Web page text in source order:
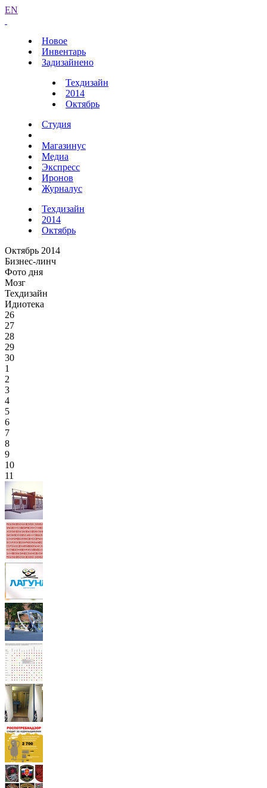
EN
Новое
Инвентарь
Задизайнено
Техдизайн
2014
Октябрь
Студия
Магазинус
Медиа
Экспресс
Иронов
Журналус
Техдизайн
2014
Октябрь
Октябрь 2014
Бизнес-линч
Фото дня
Мозг
Техдизайн
Идиотека
26
27
28
29
30
1
2
3
4
5
6
7
8
9
10
11